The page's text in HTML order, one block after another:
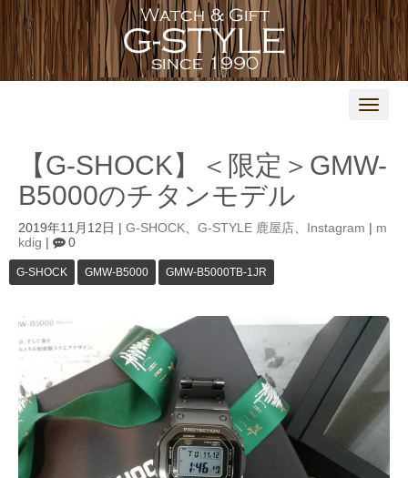
N
g
a
o
n
【G-SHOCK】＜限定＞GMW-
B5000のチタンモデル
2019年11月12日 | G-SHOCK G-STYLE 鹿屋店 Instagram | m
kdig | 0
G-SHOCK GMW-B5000 GMW-B5000TB-1JR